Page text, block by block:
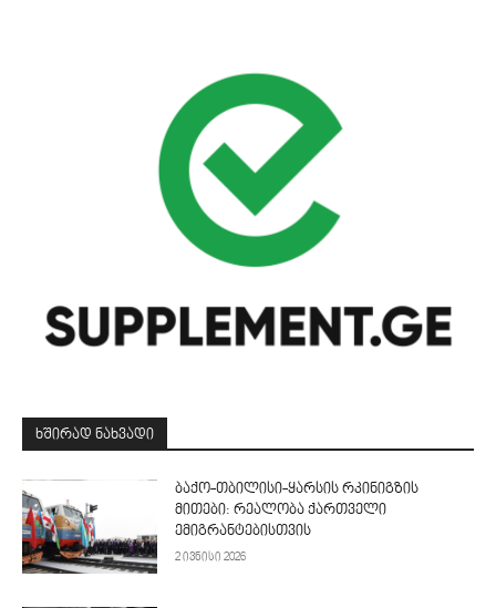
ᲮᲨᲘᲠᲐᲓ ᲜᲐᲮᲕᲐᲓᲘ
ბაქო-თბილისი-ყარსის რკინიგზის
მითები: რეალობა ქართველი
ემიგრანტებისთვის
2 ივნისი 2026